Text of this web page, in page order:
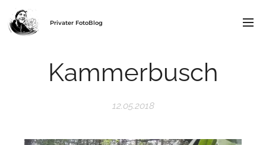
Privater FotoBlog
Kammerbusch
12.05.2018